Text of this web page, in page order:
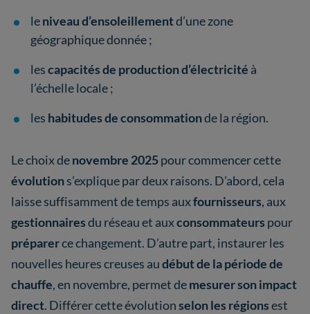
leniveau d’ensoleillementd’une zone
géographique donnée ;
lescapacités de production d’électricité à
l’échelle locale ;
les habitudes de consommationde la région.
Le choix denovembre 2025pour commencer cette
évolutions’explique par deux raisons. D’abord, cela
laisse suffisamment de temps auxfournisseurs, aux
gestionnairesdu réseau et auxconsommateurs pour
préparerce changement. D’autre part, instaurer les
nouvelles heures creuses audébut de la période de
chauffe, en novembre, permet demesurer son impact
direct. Différer cette évolutionselon les régionsest